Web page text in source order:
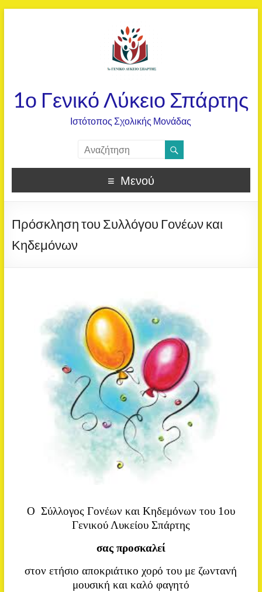
1ο Γενικό Λύκειο Σπάρτης
Ιστότοπος Σχολικής Μονάδας
Μενού
Πρόσκληση του Συλλόγου Γονέων και
Κηδεμόνων
Ο Σύλλογος Γονέων και Κηδεμόνων του 1ου
Γενικού Λυκείου Σπάρτης
σας προσκαλεί
στον ετήσιο αποκριάτικο χορό του με ζωντανή
μουσική και καλό φαγητό